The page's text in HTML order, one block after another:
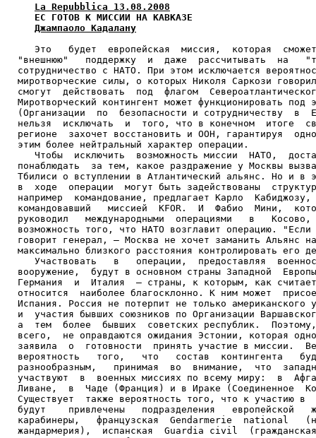
La Repubblica 13.08.2008
ЕС ГОТОВ К МИССИИ НА КАВКАЗЕ
Джампаоло Кадалану
Это   будет  европейская  миссия,  которая
"внешнюю"   поддержку  и  даже  рассчитывать  на
сотрудничество с НАТО. При этом исключается
миротворческие силы, о которых Николя Саркози
смогут  действовать  под  флагом
Миротворческий контингент может функционировать под
(Организации  по  безопасности и сотрудничеству  в
нельзя  исключать  и  того, что в конечном  итоге
регионе  захочет восстановить и ООН, гарантируя
этим более нейтральный характер операции.
Чтобы  исключить  возможность миссии  НАТО,
понаблюдать  за тем, какое раздражение у Москвы
Тбилиси о вступлении в Атлантический альянс. Но и в
в  ходе  операции  могут быть задействованы
например  командование, предлагает Карло
командовавший   миссией  KFOR.  И  Фабио  Мини,
руководил   международными  операциями   в   Косово,
возможность того, что НАТО возглавит операцию.
говорит генерал, – Москва не хочет заманить Альянс
максимально близкого расстояния контролировать его
Участвовать   в   операции,  предоставляя
вооружение,  будут в основном страны Западной
Германия  и  Италия  – страны, к которым, как
относится  наиболее благосклонно. К ним может
Испания. Россия не потерпит не только американского
и  участия бывших союзников по Организации
а  тем  более  бывших  советских республик.
всего,  не оправдаются ожидания Эстонии, которая
заявила  о  готовности  принять участие в миссии.
вероятность   того,   что   состав  контингента
разнообразным,   принимая  во  внимание,  что
участвуют  в  военных миссиях по всему миру:  в
Ливане,  в  Чаде (Франция) и в Ираке (Соединенное
Существует  также вероятность того, что к участию в
будут    привлечены   подразделения   европейской
карабинеры,   французская  Gendarmerie  national
жандармерия),  испанская  Guardia civil